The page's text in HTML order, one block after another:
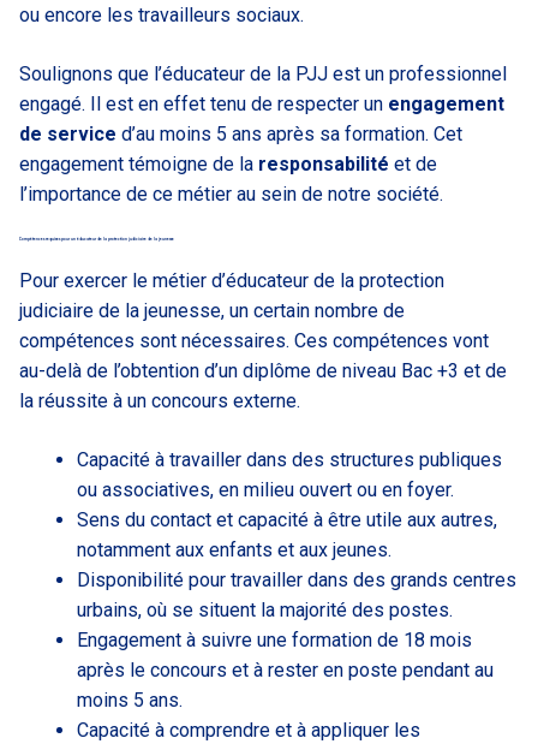
ou encore les travailleurs sociaux.
Soulignons que l’éducateur de la PJJ est un professionnel
engagé. Il est en effet tenu de respecter un engagement
de service d’au moins 5 ans après sa formation. Cet
engagement témoigne de la responsabilité et de
l’importance de ce métier au sein de notre société.
Compétences requises pour un éducateur de la protection judiciaire de la jeunesse
Pour exercer le métier d’éducateur de la protection
judiciaire de la jeunesse, un certain nombre de
compétences sont nécessaires. Ces compétences vont
au-delà de l’obtention d’un diplôme de niveau Bac +3 et de
la réussite à un concours externe.
Capacité à travailler dans des structures publiques
ou associatives, en milieu ouvert ou en foyer.
Sens du contact et capacité à être utile aux autres,
notamment aux enfants et aux jeunes.
Disponibilité pour travailler dans des grands centres
urbains, où se situent la majorité des postes.
Engagement à suivre une formation de 18 mois
après le concours et à rester en poste pendant au
moins 5 ans.
Capacité à comprendre et à appliquer les